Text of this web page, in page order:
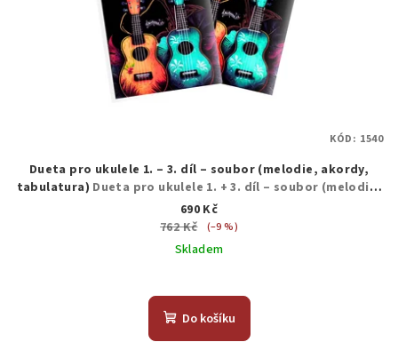
Dueta pro ukulele 1. – 3. díl – soubor (melodie, akordy,
tabulatura) Dueta pro ukulele 1. + 3. díl – soubor (melodie,
akordy, tabulatura)
690 Kč
762 Kč
(–9 %)
Skladem
Do košíku
KÓD: 1540